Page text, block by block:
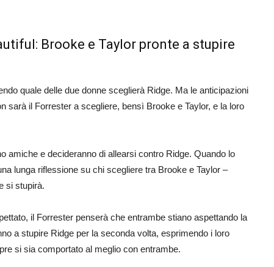
Brooke e Taylor pronte a stupire
quale delle due donne sceglierà Ridge. Ma le anticipazioni
sarà il Forrester a scegliere, bensì Brooke e Taylor, e la loro
amiche e decideranno di allearsi contro Ridge. Quando lo
lunga riflessione su chi scegliere tra Brooke e Taylor –
si stupirà.
il Forrester penserà che entrambe stiano aspettando la
a stupire Ridge per la seconda volta, esprimendo i loro
si sia comportato al meglio con entrambe.